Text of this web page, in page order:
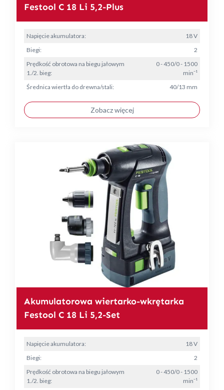
Festool C 18 Li 5,2-Plus
Napięcie akumulatora:
18 V
Biegi:
2
Prędkość obrotowa na biegu jałowym
1./2. bieg:
0 - 450/0 - 1500
min⁻¹
Średnica wiertła do drewna/stali:
40/13 mm
Zobacz więcej
Akumulatorowa wiertarko-wkrętarka
Festool C 18 Li 5,2-Set
Napięcie akumulatora:
18 V
Biegi:
2
Prędkość obrotowa na biegu jałowym
1./2. bieg:
0 - 450/0 - 1500
min⁻¹